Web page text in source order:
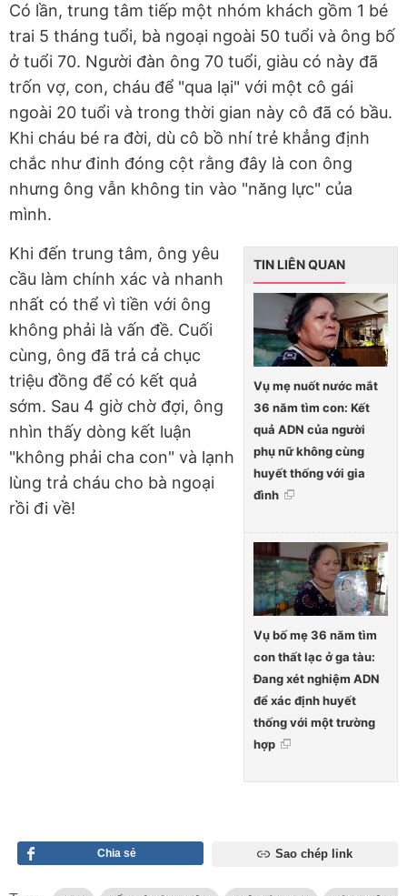
Có lần, trung tâm tiếp một nhóm khách gồm 1 bé
trai 5 tháng tuổi, bà ngoại ngoài 50 tuổi và ông bố
ở tuổi 70. Người đàn ông 70 tuổi, giàu có này đã
trốn vợ, con, cháu để "qua lại" với một cô gái
ngoài 20 tuổi và trong thời gian này cô đã có bầu.
Khi cháu bé ra đời, dù cô bồ nhí trẻ khẳng định
chắc như đinh đóng cột rằng đây là con ông
nhưng ông vẫn không tin vào "năng lực" của
mình.
TIN LIÊN QUAN
Vụ mẹ nuốt nước mắt
36 năm tìm con: Kết
quả ADN của người
phụ nữ không cùng
huyết thống với gia
đình
Vụ bố mẹ 36 năm tìm
con thất lạc ở ga tàu:
Đang xét nghiệm ADN
để xác định huyết
thống với một trường
hợp
Khi đến trung tâm, ông yêu
cầu làm chính xác và nhanh
nhất có thể vì tiền với ông
không phải là vấn đề. Cuối
cùng, ông đã trả cả chục
triệu đồng để có kết quả
sớm. Sau 4 giờ chờ đợi, ông
nhìn thấy dòng kết luận
"không phải cha con" và lạnh
lùng trả cháu cho bà ngoại
rồi đi về!
Chia sẻ Sao chép link